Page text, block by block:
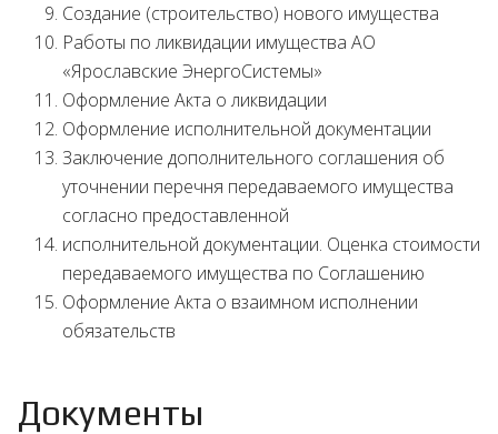
Создание (строительство) нового имущества
Работы по ликвидации имущества АО
«Ярославские ЭнергоСистемы»
Оформление Акта о ликвидации
Оформление исполнительной документации
Заключение дополнительного соглашения об
уточнении перечня передаваемого имущества
согласно предоставленной
исполнительной документации. Оценка стоимости
передаваемого имущества по Соглашению
Оформление Акта о взаимном исполнении
обязательств
Документы